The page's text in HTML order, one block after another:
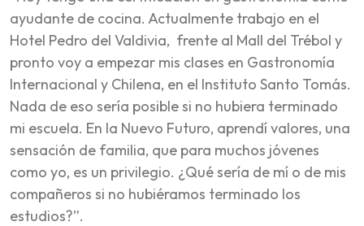
ayudante de cocina. Actualmente trabajo en el
Hotel Pedro del Valdivia, frente al Mall del Trébol y
pronto voy a empezar mis clases en Gastronomía
Internacional y Chilena, en el Instituto Santo Tomás.
Nada de eso sería posible si no hubiera terminado
mi escuela. En la Nuevo Futuro, aprendí valores, una
sensación de familia, que para muchos jóvenes
como yo, es un privilegio. ¿Qué sería de mí o de mis
compañeros si no hubiéramos terminado los
estudios?”.